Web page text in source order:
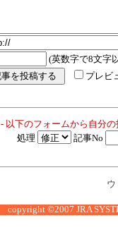
(英数字で8文字
プレビ
- 以下のフォームから自分
処理
記事No
copyright ©2007 JRA